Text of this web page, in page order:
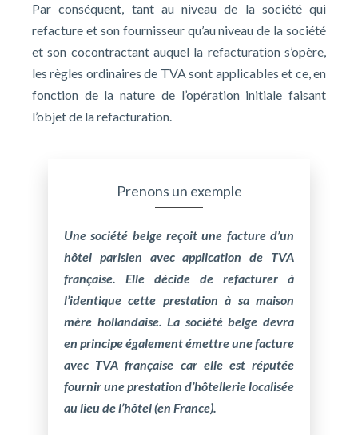
Par conséquent, tant au niveau de la société qui
refacture et son fournisseur qu’au niveau de la société
et son cocontractant auquel la refacturation s’opère,
les règles ordinaires de TVA sont applicables et ce, en
fonction de la nature de l’opération initiale faisant
l’objet de la refacturation.
Prenons un exemple
Une société belge reçoit une facture d’un
hôtel parisien avec application de TVA
française. Elle décide de refacturer à
l’identique cette prestation à sa maison
mère hollandaise. La société belge devra
en principe également émettre une facture
avec TVA française car elle est réputée
fournir une prestation d’hôtellerie localisée
au lieu de l’hôtel (en France).